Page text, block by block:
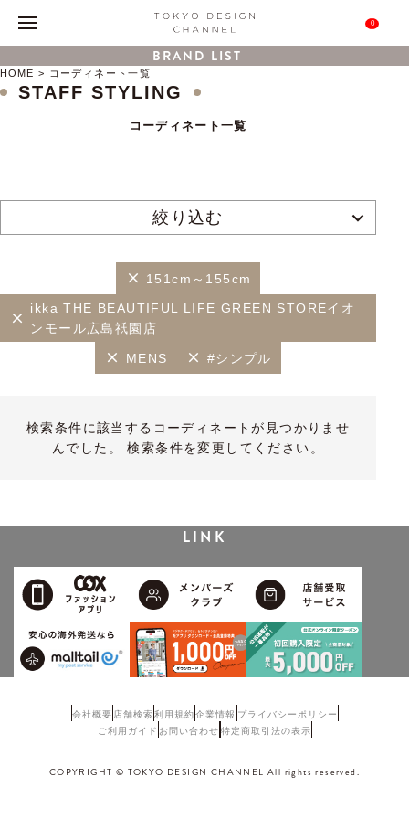
0
BRAND LIST
HOME コーディネート一覧
STAFF STYLING
コーディネート一覧
絞り込む
151cm～155cm
ikka THE BEAUTIFUL LIFE GREEN STOREイオ
ンモール広島祇園店
MENS #シンプル
検索条件に該当するコーディネートが見つかりませ
んでした。 検索条件を変更してください。
LINK
会社概要 店舗検索利用規約企業情報 プライバシーポリシー
ご利用ガイド お問い合わせ 特定商取引法の表示
COPYRIGHT © TOKYO DESIGN CHANNEL All rights reserved.